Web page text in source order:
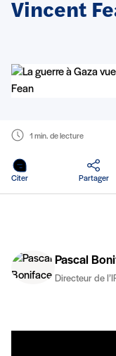
Vincent
1 min. de lecture
Citer Partager
Pascal
Directeur de